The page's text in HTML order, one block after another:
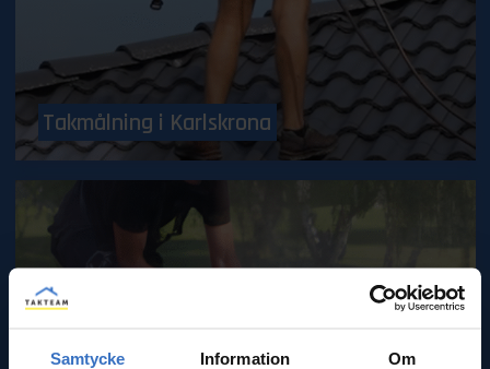
Samtycke Information Om
Takmålning i Karlskrona